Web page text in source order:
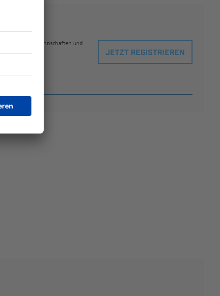
Mannschaften und
JETZT REGISTRIEREN